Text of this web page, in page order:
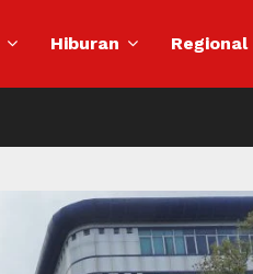
Hiburan Regional